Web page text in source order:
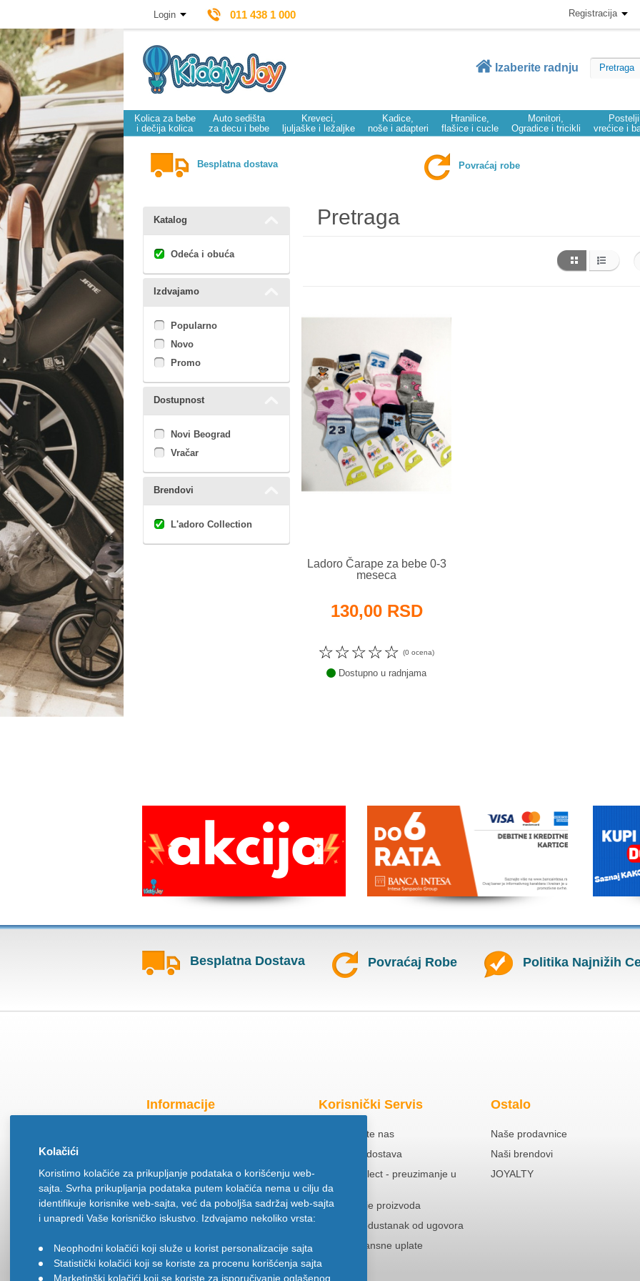
Login 011 438 1 000 Registracija
Izaberite radnju
Kolica za bebe
i dečija kolica
Auto sedišta
za decu i bebe
Kreveci,
ljuljaške i ležaljke
Kadice,
noše i adapteri
Hranilice,
flašice i cucle
Monitori,
Ogradice i tricikli
vrećice i
Besplatna dostava Povraćaj robe
Katalog
Odeća i obuća
Izdvajamo
Popularno
Novo
Promo
Dostupnost
Novi Beograd
Vračar
Brendovi
L'adoro Collection
Pretraga
Ladoro Čarape za bebe 0-3
meseca
130,00 RSD
☆
☆
☆
☆
☆ (0 ocena)
Dostupno u radnjama
Besplatna Dostava Povraćaj Robe Politika Najnižih
Informacije
Način isporuke
Načini plaćanja
Politika privatnosti
Uslovi korišćenja
Ugovor na daljinu
Korisnički Servis
Kontaktirajte nas
Besplatna dostava
Click & Collect - preuzimanje u
prodavnici
Reklamacije proizvoda
Pravo na odustanak od ugovora
Politika Avansne uplate
Ostalo
Naše prodavnice
Naši brendovi
JOYALTY
Kolačići
Koristimo kolačiće za prikupljanje podataka o korišćenju web-
sajta. Svrha prikupljanja podataka putem kolačića nema u cilju da
identifikuje korisnike web-sajta, već da poboljša sadržaj web-sajta
i unapredi Vaše korisničko iskustvo. Izdvajamo nekoliko vrsta:
•
Neophodni kolačići koji služe u korist personalizacije sajta
•
Statistički kolačići koji se koriste za procenu korišćenja sajta
Marketinški kolačići koji se koriste za isporučivanje oglašenog